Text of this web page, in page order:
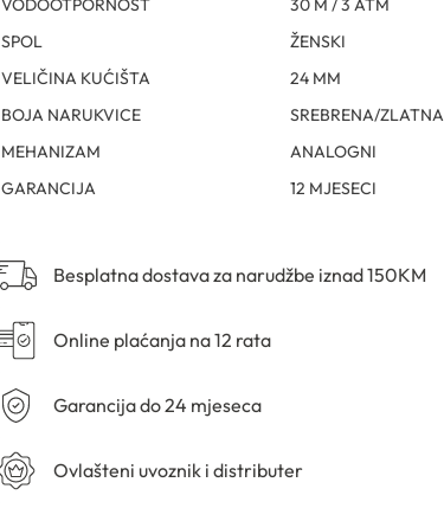
VODOOTPORNOST
30 M / 3 ATM
SPOL
ŽENSKI
VELIČINA KUĆIŠTA
24 MM
BOJA NARUKVICE
SREBRENA/ZLATNA
MEHANIZAM
ANALOGNI
GARANCIJA
12 MJESECI
Besplatna dostava za narudžbe iznad 150KM
Online plaćanja na 12 rata
Garancija do 24 mjeseca
Ovlašteni uvoznik i distributer